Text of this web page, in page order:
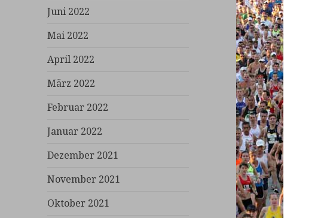
Juni 2022
Mai 2022
April 2022
März 2022
Februar 2022
Januar 2022
Dezember 2021
November 2021
Oktober 2021